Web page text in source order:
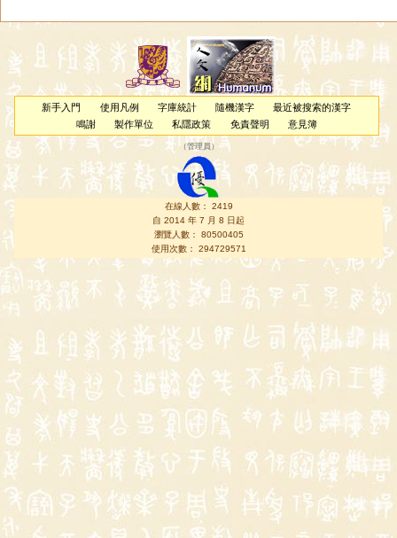
新手入門 使用凡例 字庫統計 隨機漢字
最近被搜索的漢字
鳴謝
製作單位 私隱政策 免責聲明 意見簿
（管理員 ）
在線人數： 2419
自 2014 年 7 月 8 日起
瀏覽人數： 80500405
使用次數： 294729571